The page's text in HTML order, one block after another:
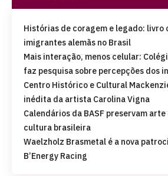
Histórias de coragem e legado: livro
imigrantes alemãs no Brasil
Mais interação, menos celular:
faz pesquisa sobre percepções dos
Centro Histórico e Cultural
inédita da artista Carolina Vigna
Calendários da BASF preservam
cultura brasileira
Waelzholz Brasmetal é a nova
B’Energy Racing